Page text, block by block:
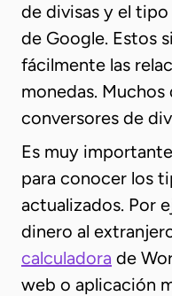
de divisas y el
de Google. Estos
fácilmente las
monedas.
conversores de
Es muy
para conocer los
actualizados. Por
dinero al
calculadora de
web o aplicación